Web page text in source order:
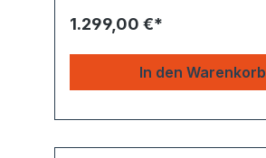
1.299,00 €*
In den Warenkorb